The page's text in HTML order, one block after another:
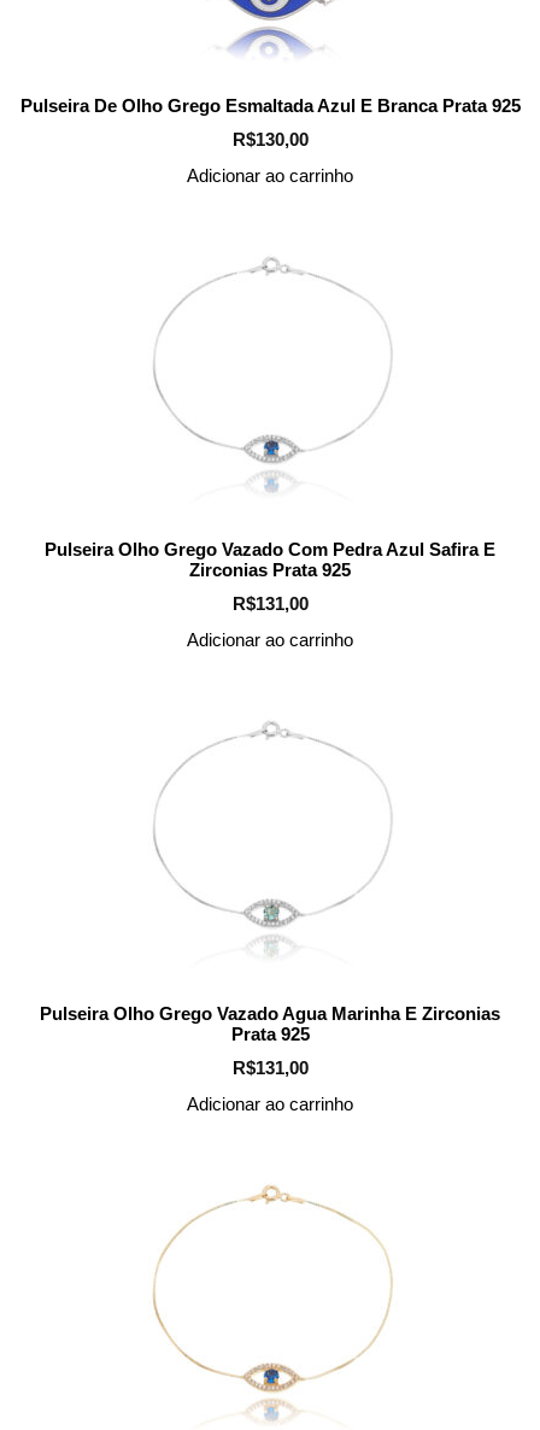
Pulseira De Olho Grego Esmaltada Azul E Branca Prata 925
R$130,00
Adicionar ao carrinho
Pulseira Olho Grego Vazado Com Pedra Azul Safira E
Zirconias Prata 925
R$131,00
Adicionar ao carrinho
Pulseira Olho Grego Vazado Agua Marinha E Zirconias
Prata 925
R$131,00
Adicionar ao carrinho